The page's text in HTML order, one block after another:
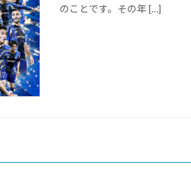
のことです。その年 […]